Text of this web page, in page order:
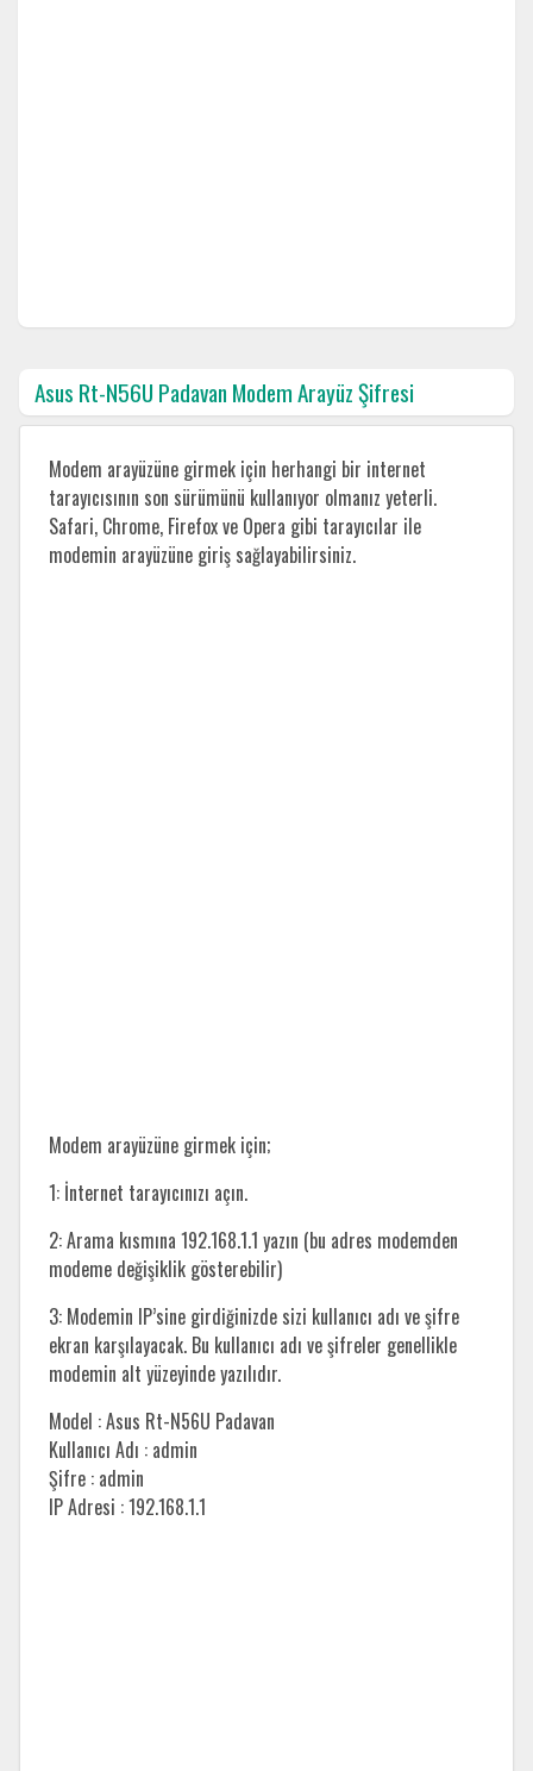
Asus Rt-N56U Padavan Modem Arayüz Şifresi
Modem arayüzüne girmek için herhangi bir internet
tarayıcısının son sürümünü kullanıyor olmanız yeterli.
Safari, Chrome, Firefox ve Opera gibi tarayıcılar ile
modemin arayüzüne giriş sağlayabilirsiniz.
Modem arayüzüne girmek için;
1: İnternet tarayıcınızı açın.
2: Arama kısmına 192.168.1.1 yazın (bu adres modemden
modeme değişiklik gösterebilir)
3: Modemin IP’sine girdiğinizde sizi kullanıcı adı ve şifre
ekran karşılayacak. Bu kullanıcı adı ve şifreler genellikle
modemin alt yüzeyinde yazılıdır.
Model : Asus Rt-N56U Padavan
Kullanıcı Adı : admin
Şifre : admin
IP Adresi : 192.168.1.1